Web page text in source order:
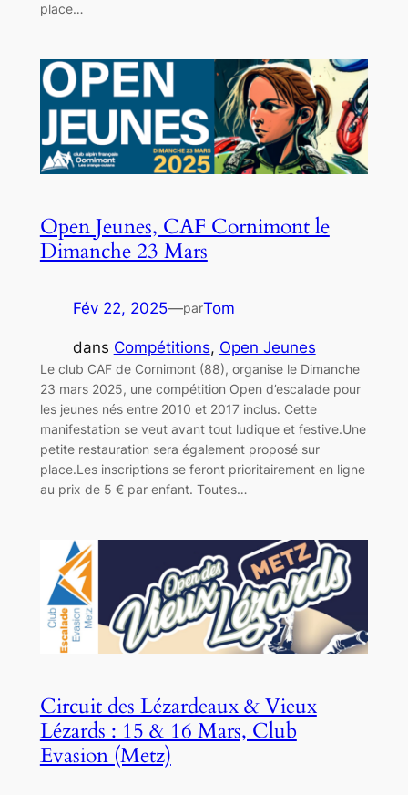
place…
Open Jeunes, CAF Cornimont le
Dimanche 23 Mars
Fév 22, 2025—parTom
dans Compétitions, Open Jeunes
Le club CAF de Cornimont (88), organise le Dimanche
23 mars 2025, une compétition Open d’escalade pour
les jeunes nés entre 2010 et 2017 inclus. Cette
manifestation se veut avant tout ludique et festive.Une
petite restauration sera également proposé sur
place.Les inscriptions se feront prioritairement en ligne
au prix de 5 € par enfant. Toutes…
Circuit des Lézardeaux & Vieux
Lézards : 15 & 16 Mars, Club
Evasion (Metz)